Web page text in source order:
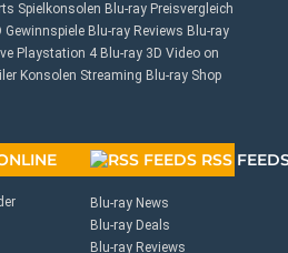
Spielkonsolen Blu-ray Preisvergleich
Gewinnspiele Blu-ray Reviews Blu-ray
Playstation 4 Blu-ray 3D Video on
Konsolen Streaming Blu-ray Shop
RSS
Blu-ray News
Blu-ray Deals
Blu-ray Reviews